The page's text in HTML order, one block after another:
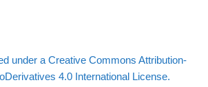
under a Creative Commons Attribution-
4.0 International License.